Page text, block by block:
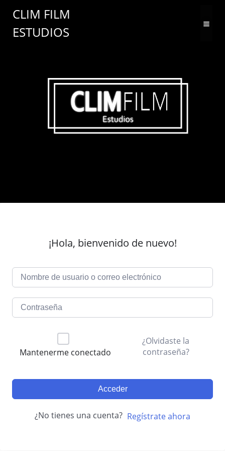
CLIM FILM
ESTUDIOS
¡Hola, bienvenido de nuevo!
Mantenerme conectado
¿Olvidaste la
contraseña?
Acceder
¿No tienes una cuenta? Regístrate ahora